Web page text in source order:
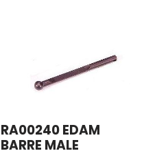
RA00240 EDAM
BARRE MALE